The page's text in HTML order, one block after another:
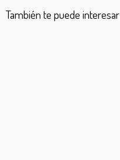
También te puede interesar